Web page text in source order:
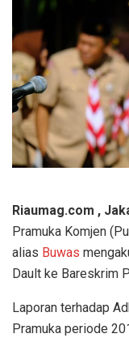
Riaumag.com ,
Pramuka Komjen
alias Buwas
Dault ke Bareskrim
Laporan terhadap
Pramuka periode